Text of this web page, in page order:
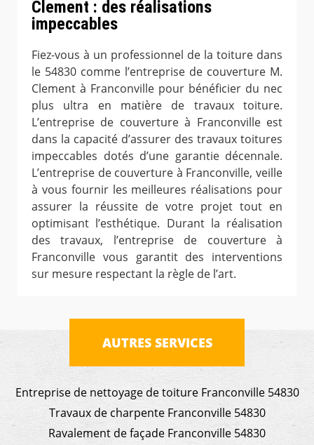
Clement : des réalisations
impeccables
Fiez-vous à un professionnel de la toiture dans
le 54830 comme l’entreprise de couverture M.
Clement à Franconville pour bénéficier du nec
plus ultra en matière de travaux toiture.
L’entreprise de couverture à Franconville est
dans la capacité d’assurer des travaux toitures
impeccables dotés d’une garantie décennale.
L’entreprise de couverture à Franconville, veille
à vous fournir les meilleures réalisations pour
assurer la réussite de votre projet tout en
optimisant l’esthétique. Durant la réalisation
des travaux, l’entreprise de couverture à
Franconville vous garantit des interventions
sur mesure respectant la règle de l’art.
AUTRES SERVICES
Entreprise de nettoyage de toiture Franconville 54830
Travaux de charpente Franconville 54830
Ravalement de façade Franconville 54830